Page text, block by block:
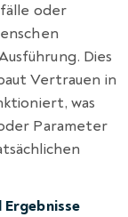
oder
Dies
Vertrauen in
was
Parameter